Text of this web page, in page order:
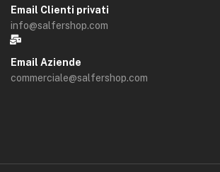
Email Clienti privati
info@salfershop.com
Email Aziende
commerciale@salfershop.com